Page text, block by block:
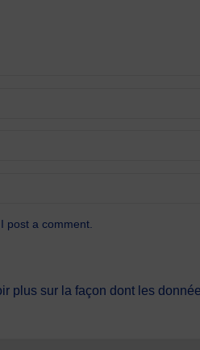
post a comment.
plus sur la façon dont les